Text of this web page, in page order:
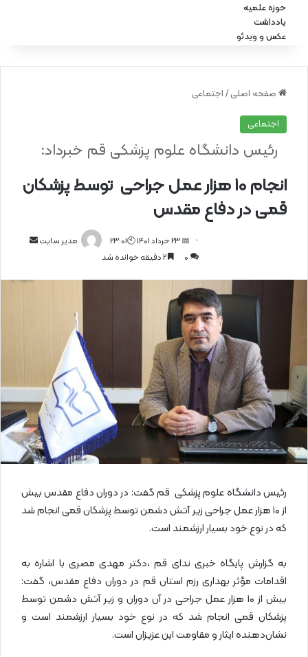
حوزه علمیه
یادداشت
عکس و ویدئو
صفحه اصلی / اجتماعی
اجتماعی
انجام ۱۰ هزار عمل جراحی توسط پزشکان
قمی در دفاع مقدس
رئیس دانشگاه علوم پزشکی قم خبرداد:
مدیر سایت
ل
📅 23 خرداد 1401 🕙23:01
0
رئیس دانشگاه علوم پزشکی قم گفت: در دوران دفاع مقدس بیش
از ۱۰ هزار عمل جراحی زیر آتش دشمن توسط پزشکان قمی انجام شد
که در نوع خود بسیار ارزشمند است.
به گزارش پایگاه خبری ندای قم ،دکتر مهدی مصری با اشاره به
اقدامات مؤثر بهداری رزم استان قم در دوران دفاع مقدس، گفت:
بیش از ۱۰ هزار عمل جراحی در آن دوران و زیر آتش دشمن توسط
پزشکان قمی انجام شد که در نوع خود بسیار ارزشمند است و
نشان‌دهنده ایثار و مقاومت این عزیزان است.